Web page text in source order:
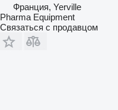
Франция, Yerville
Pharma Equipment
Связаться с продавцом